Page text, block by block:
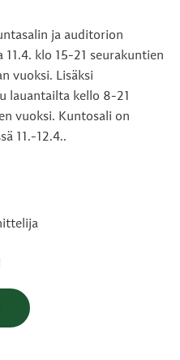
ja auditorion
klo 15-21 seurakuntien
vuoksi. Lisäksi
lauantailta kello 8-21
vuoksi. Kuntosali on
11.-12.4..